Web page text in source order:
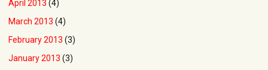
April 2013 (4)
March 2013 (4)
February 2013 (3)
January 2013 (3)